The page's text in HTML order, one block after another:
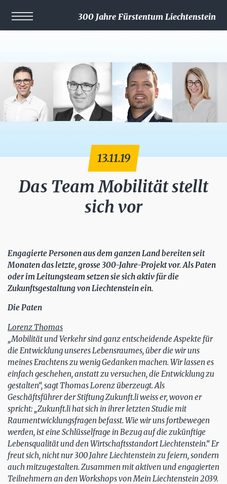
300 Jahre Fürstentum Liechtenstein
13.11.19
Das Team Mobilität stellt
sich vor
Engagierte Personen aus dem ganzen Land bereiten seit
Monaten das letzte, grosse 300-Jahre-Projekt vor. Als Paten
oder im Leitungsteam setzen sie sich aktiv für die
Zukunftsgestaltung von Liechtenstein ein.
Die Paten
Lorenz Thomas
„Mobilität und Verkehr sind ganz entscheidende Aspekte für
die Entwicklung unseres Lebensraumes, über die wir uns
meines Erachtens zu wenig Gedanken machen. Wir lassen es
einfach geschehen, anstatt zu versuchen, die Entwicklung zu
gestalten“, sagt Thomas Lorenz überzeugt. Als
Geschäftsführer der Stiftung Zukunft.li weiss er, wovon er
spricht: „Zukunft.li hat sich in ihrer letzten Studie mit
Raumentwicklungsfragen befasst. Wie wir uns fortbewegen
werden, ist eine Schlüsselfrage in Bezug auf die zukünftige
Lebensqualität und den Wirtschaftsstandort Liechtenstein.“ Er
freut sich, nicht nur 300 Jahre Liechtenstein zu feiern, sondern
auch mitzugestalten. Zusammen mit aktiven und engagierten
Teilnehmern an den Workshops von Mein Liechtenstein 2039.